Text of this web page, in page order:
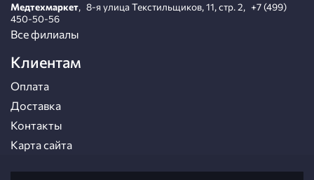
Медтехмаркет, 8-я улица Текстильщиков, 11, стр. 2, +7 (499)
450-50-56
Все филиалы
Клиентам
Оплата
Доставка
Контакты
Карта сайта